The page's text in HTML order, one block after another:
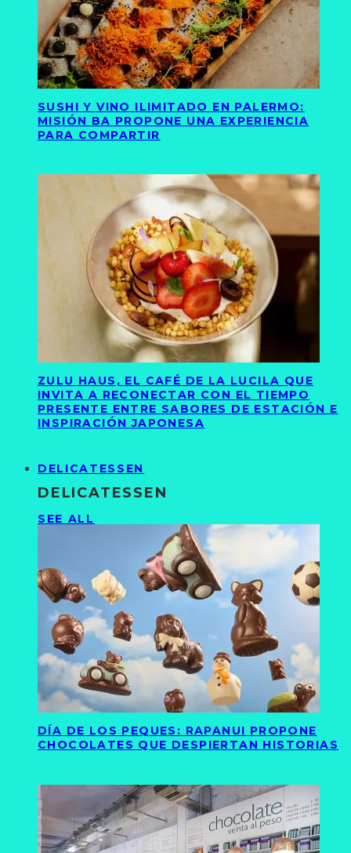
SUSHI Y VINO ILIMITADO EN PALERMO:
MISIÓN BA PROPONE UNA EXPERIENCIA
PARA COMPARTIR
ZULU HAUS, EL CAFÉ DE LA LUCILA QUE
INVITA A RECONECTAR CON EL TIEMPO
PRESENTE ENTRE SABORES DE ESTACIÓN E
INSPIRACIÓN JAPONESA
DELICATESSEN
DELICATESSEN
SEE ALL
DÍA DE LOS PEQUES: RAPANUI PROPONE
CHOCOLATES QUE DESPIERTAN HISTORIAS